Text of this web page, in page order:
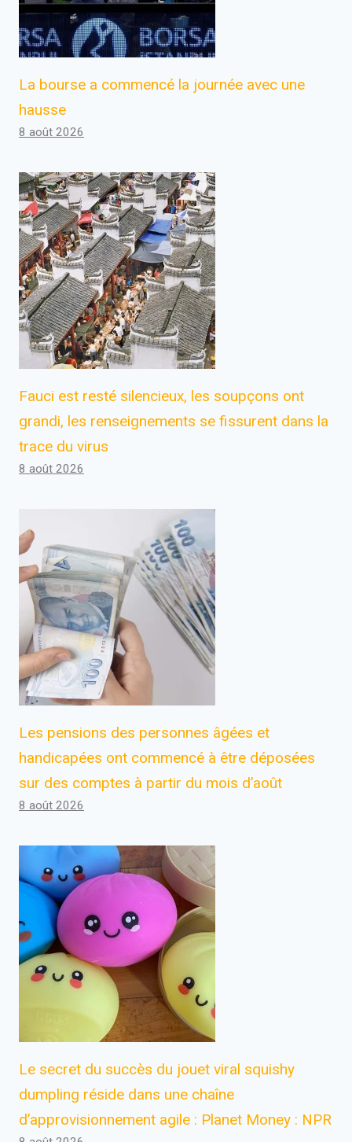
La bourse a commencé la journée avec une
hausse
8 août 2026
Fauci est resté silencieux, les soupçons ont
grandi, les renseignements se fissurent dans la
trace du virus
8 août 2026
Les pensions des personnes âgées et
handicapées ont commencé à être déposées
sur des comptes à partir du mois d’août
8 août 2026
Le secret du succès du jouet viral squishy
dumpling réside dans une chaîne
d’approvisionnement agile : Planet Money : NPR